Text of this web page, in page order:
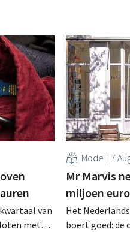
meer dan
van
met
Mode 7
Mr Marvis
miljoen
Het
boert goed: de